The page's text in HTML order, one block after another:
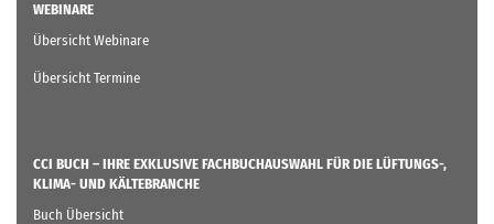
WEBINARE
Übersicht Webinare
Übersicht Termine
CCI BUCH – IHRE EXKLUSIVE FACHBUCHAUSWAHL FÜR DIE LÜFTUNGS-,
KLIMA- UND KÄLTEBRANCHE
Buch Übersicht